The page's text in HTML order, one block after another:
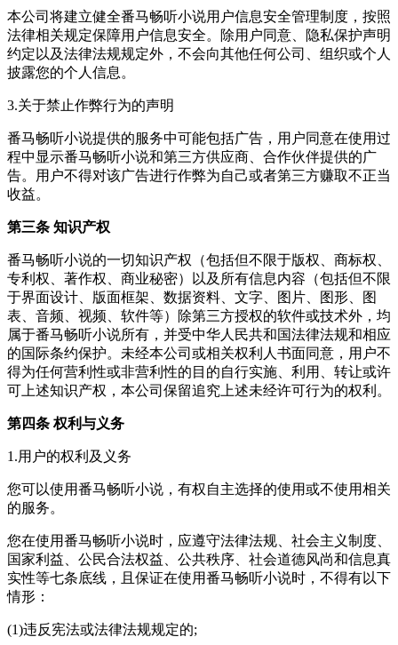
本公司将建立健全番马畅听小说用户信息安全管理制度，按照
法律相关规定保障用户信息安全。除用户同意、隐私保护声明
约定以及法律法规规定外，不会向其他任何公司、组织或个人
披露您的个人信息。
3.关于禁止作弊行为的声明
番马畅听小说提供的服务中可能包括广告，用户同意在使用过
程中显示番马畅听小说和第三方供应商、合作伙伴提供的广
告。用户不得对该广告进行作弊为自己或者第三方赚取不正当
收益。
第三条 知识产权
番马畅听小说的一切知识产权（包括但不限于版权、商标权、
专利权、著作权、商业秘密）以及所有信息内容（包括但不限
于界面设计、版面框架、数据资料、文字、图片、图形、图
表、音频、视频、软件等）除第三方授权的软件或技术外，均
属于番马畅听小说所有，并受中华人民共和国法律法规和相应
的国际条约保护。未经本公司或相关权利人书面同意，用户不
得为任何营利性或非营利性的目的自行实施、利用、转让或许
可上述知识产权，本公司保留追究上述未经许可行为的权利。
第四条 权利与义务
1.用户的权利及义务
您可以使用番马畅听小说，有权自主选择的使用或不使用相关
的服务。
您在使用番马畅听小说时，应遵守法律法规、社会主义制度、
国家利益、公民合法权益、公共秩序、社会道德风尚和信息真
实性等七条底线，且保证在使用番马畅听小说时，不得有以下
情形：
(1)违反宪法或法律法规规定的;